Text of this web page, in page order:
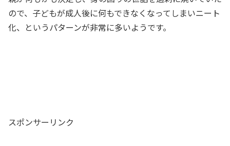
ので、子どもが成人後に何もできなくなってしまいニート
化、というパターンが非常に多いようです。
スポンサーリンク